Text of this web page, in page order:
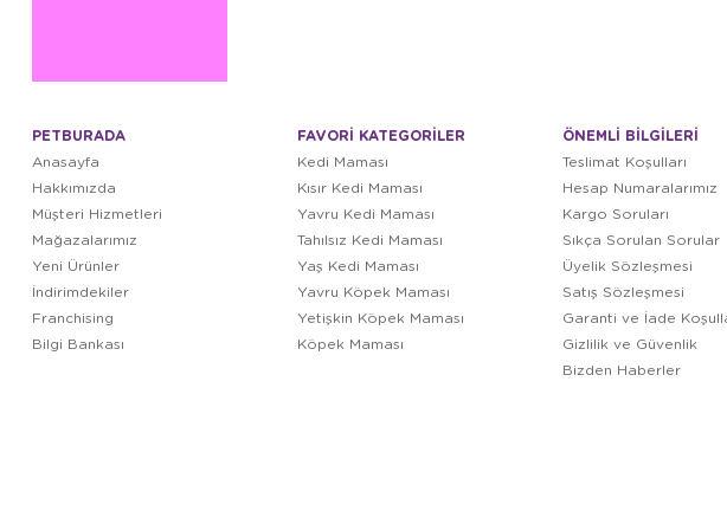
PETBURADA
Anasayfa
Hakkımızda
Müşteri Hizmetleri
Mağazalarımız
Yeni Ürünler
İndirimdekiler
Franchising
Bilgi Bankası
FAVORİ KATEGORİLER
Kedi Maması
Kısır Kedi Maması
Yavru Kedi Maması
Tahılsız Kedi Maması
Yaş Kedi Maması
Yavru Köpek Maması
Yetişkin Köpek Maması
Köpek Maması
ÖNEMLİ BİLGİLERİ
Teslimat Koşulları
Hesap Numaralarımız
Kargo Soruları
Sıkça Sorulan Sorular
Üyelik Sözleşmesi
Satış Sözleşmesi
Garanti ve İade
Gizlilik ve Güvenlik
Bizden Haberler